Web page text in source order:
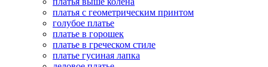
платья с геометрическим принтом
голубое платье
платье в горошек
платье в греческом стиле
платье гусиная лапка